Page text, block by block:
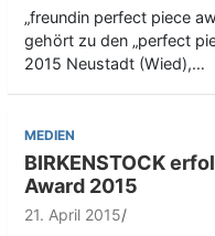
„freundin perfect piece
gehört zu den „perfect
2015 Neustadt (Wied),…
MEDIEN
BIRKENSTOCK
Award 2015
21. April 2015